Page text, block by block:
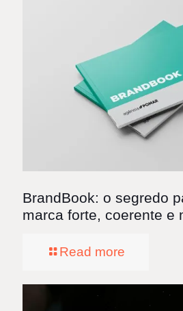
BrandBook: o segredo
marca forte, coerente e
Read more